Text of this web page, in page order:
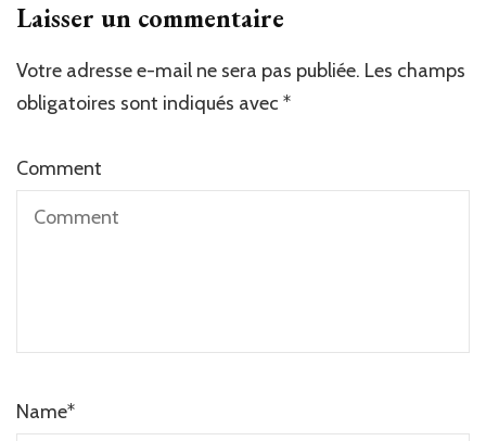
Laisser un commentaire
Votre adresse e-mail ne sera pas publiée. Les champs
obligatoires sont indiqués avec *
Comment
Name*